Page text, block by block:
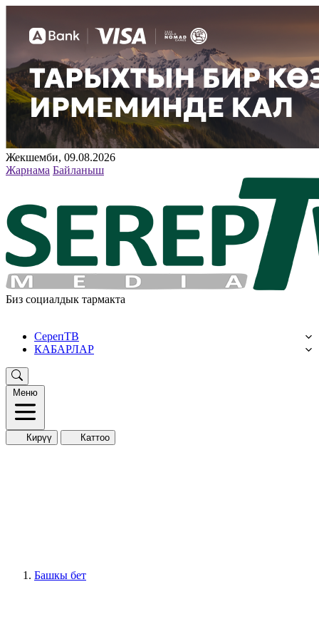
Жекшемби, 09.08.2026
Жарнама Байланыш
Биз социалдык тармакта
СерепТВ
КАБАРЛАР
Меню
Кирүү Каттоо
Башкы бет